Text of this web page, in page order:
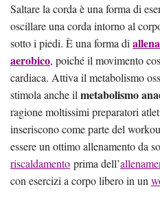
Saltare la corda è una forma di
oscillare una corda intorno al
sotto i piedi. È una forma di
aerobico, poiché il movimento
cardiaca. Attiva il metabolismo
stimola anche il metabolismo
ragione moltissimi preparatori
inseriscono come parte del
essere un ottimo allenamento da
riscaldamento prima dell’
con esercizi a corpo libero in un